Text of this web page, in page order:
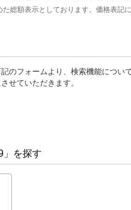
総額表示としております。価格表記
のフォームより、検索機能につい
せていただきます。
」を探す